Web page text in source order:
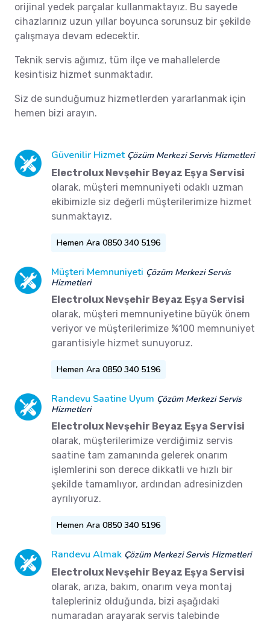
orijinal yedek parçalar kullanmaktayız. Bu sayede
cihazlarınız uzun yıllar boyunca sorunsuz bir şekilde
çalışmaya devam edecektir.
Teknik servis ağımız, tüm ilçe ve mahallelerde
kesintisiz hizmet sunmaktadır.
Siz de sunduğumuz hizmetlerden yararlanmak için
hemen bizi arayın.
Güvenilir Hizmet Çözüm Merkezi Servis Hizmetleri
Electrolux Nevşehir Beyaz Eşya Servisi
olarak, müşteri memnuniyeti odaklı uzman
ekibimizle siz değerli müşterilerimize hizmet
sunmaktayız.
Hemen Ara 0850 340 5196
Müşteri Memnuniyeti Çözüm Merkezi Servis
Hizmetleri
Electrolux Nevşehir Beyaz Eşya Servisi
olarak, müşteri memnuniyetine büyük önem
veriyor ve müşterilerimize %100 memnuniyet
garantisiyle hizmet sunuyoruz.
Hemen Ara 0850 340 5196
Randevu Saatine Uyum Çözüm Merkezi Servis
Hizmetleri
Electrolux Nevşehir Beyaz Eşya Servisi
olarak, müşterilerimize verdiğimiz servis
saatine tam zamanında gelerek onarım
işlemlerini son derece dikkatli ve hızlı bir
şekilde tamamlıyor, ardından adresinizden
ayrılıyoruz.
Hemen Ara 0850 340 5196
Randevu Almak Çözüm Merkezi Servis Hizmetleri
Electrolux Nevşehir Beyaz Eşya Servisi
olarak, arıza, bakım, onarım veya montaj
talepleriniz olduğunda, bizi aşağıdaki
numaradan arayarak servis talebinde